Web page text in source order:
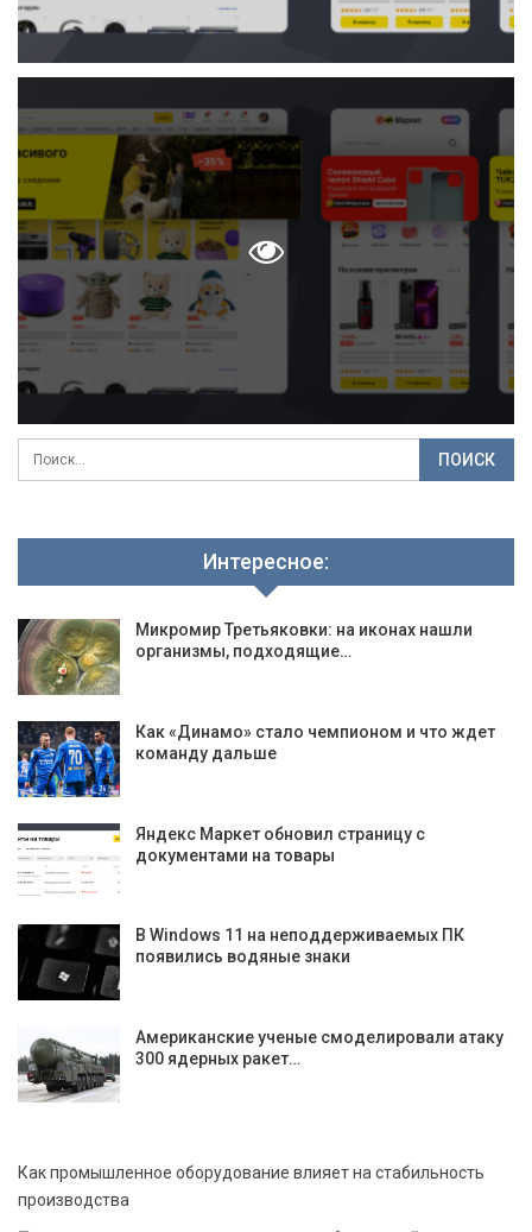
Интересное:
Микромир Третьяковки: на иконах нашли
организмы, подходящие…
Как «Динамо» стало чемпионом и что ждет
команду дальше
Яндекс Маркет обновил страницу с
документами на товары
В Windows 11 на неподдерживаемых ПК
появились водяные знаки
Американские ученые смоделировали атаку
300 ядерных ракет…
Как промышленное оборудование влияет на стабильность
производства